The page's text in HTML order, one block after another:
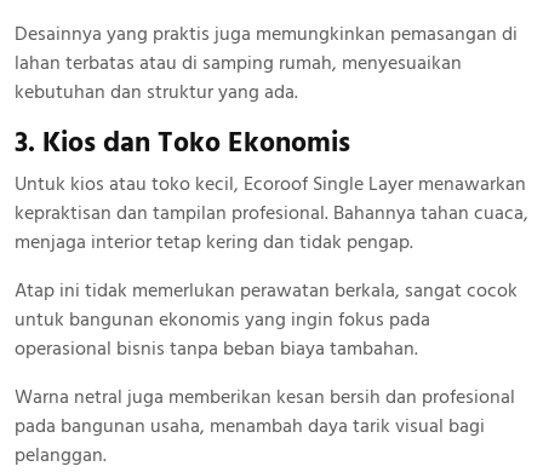
Desainnya yang praktis juga memungkinkan pemasangan di
lahan terbatas atau di samping rumah, menyesuaikan
kebutuhan dan struktur yang ada.
3. Kios dan Toko Ekonomis
Untuk kios atau toko kecil, Ecoroof Single Layer menawarkan
kepraktisan dan tampilan profesional. Bahannya tahan cuaca,
menjaga interior tetap kering dan tidak pengap.
Atap ini tidak memerlukan perawatan berkala, sangat cocok
untuk bangunan ekonomis yang ingin fokus pada
operasional bisnis tanpa beban biaya tambahan.
Warna netral juga memberikan kesan bersih dan profesional
pada bangunan usaha, menambah daya tarik visual bagi
pelanggan.